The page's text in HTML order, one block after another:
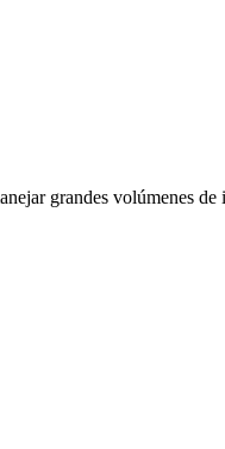
grandes volúmenes